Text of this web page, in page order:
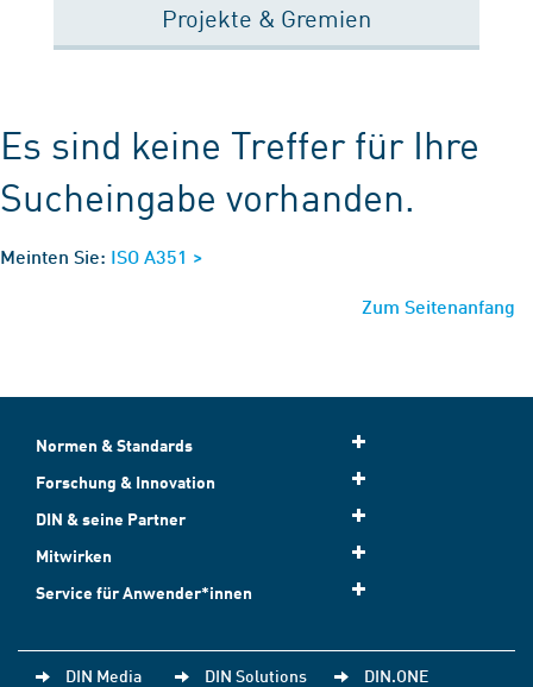
Projekte & Gremien
Es sind keine Treffer für Ihre
Sucheingabe vorhanden.
Meinten Sie: ISO A351 >
Zum Seitenanfang
Normen & Standards
Forschung & Innovation
DIN & seine Partner
Mitwirken
Service für Anwender*innen
DIN Media DIN Solutions DIN.ONE